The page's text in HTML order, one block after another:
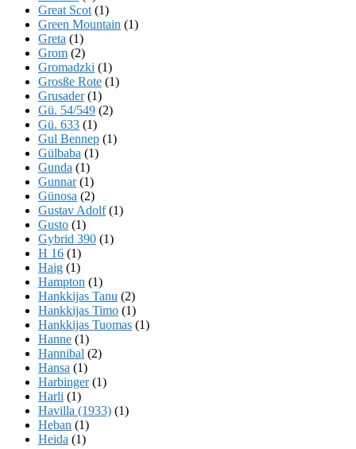
Great Scot (1)
Green Mountain (1)
Greta (1)
Grom (2)
Gromadzki (1)
Grosße Rote (1)
Grusader(1)
Gü. 54/549 (2)
Gü. 633 (1)
Gul Bennep (1)
Gülbaba (1)
Gunda (1)
Gunnar(1)
Günosa (2)
Gustav Adolf(1)
Gusto (1)
Gybrid 390 (1)
H 16 (1)
Haig (1)
Hampton (1)
Hankkijas Tanu (2)
Hankkijas Timo (1)
Hankkijas Tuomas (1)
Hanne (1)
Hannibal (2)
Hansa (1)
Harbinger(1)
Harli (1)
Havilla (1933) (1)
Heban (1)
Heida (1)